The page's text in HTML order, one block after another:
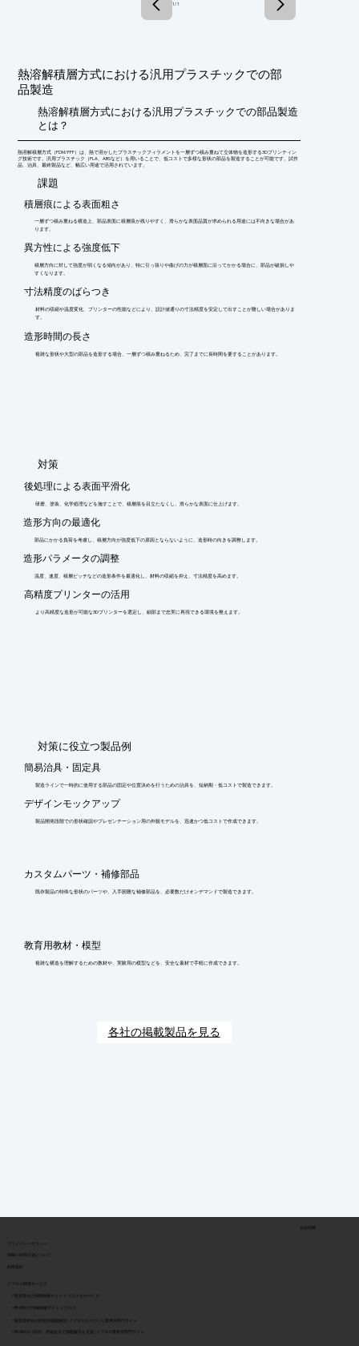
1 / 1
熱溶解積層方式における汎用プラスチックでの部
品製造
熱溶解積層方式における汎用プラスチックでの部品製造
とは？
熱溶解積層方式（FDM/FFF）は、熱で溶かしたプラスチックフィラメントを一層ずつ積み重ねて立体物を造形する3Dプリンティン
グ技術です。汎用プラスチック（PLA、ABSなど）を用いることで、低コストで多様な形状の部品を製造することが可能です。試作
品、治具、最終製品など、幅広い用途で活用されています。
​課題
積層痕による表面粗さ
一層ずつ積み重ねる構造上、部品表面に積層痕が残りやすく、滑らかな表面品質が求められる用途には不向きな場合があ
ります。
異方性による強度低下
積層方向に対して強度が弱くなる傾向があり、特に引っ張りや曲げの力が積層面に沿ってかかる場合に、部品が破損しや
すくなります。
寸法精度のばらつき
材料の収縮や温度変化、プリンターの性能などにより、設計値通りの寸法精度を安定して出すことが難しい場合がありま
す。
造形時間の長さ
複雑な形状や大型の部品を造形する場合、一層ずつ積み重ねるため、完了までに長時間を要することがあります。
​対策
後処理による表面平滑化
研磨、塗装、化学処理などを施すことで、積層痕を目立たなくし、滑らかな表面に仕上げます。
造形方向の最適化
部品にかかる負荷を考慮し、積層方向が強度低下の原因とならないように、造形時の向きを調整します。
造形パラメータの調整
温度、速度、積層ピッチなどの造形条件を最適化し、材料の収縮を抑え、寸法精度を高めます。
高精度プリンターの活用
より高精度な造形が可能な3Dプリンターを選定し、細部まで忠実に再現できる環境を整えます。
​対策に役立つ製品例
簡易治具・固定具
製造ラインで一時的に使用する部品の固定や位置決めを行うための治具を、短納期・低コストで製造できます。
デザインモックアップ
製品開発段階での形状確認やプレゼンテーション用の外観モデルを、迅速かつ低コストで作成できます。
カスタムパーツ・補修部品
既存製品の特殊な形状のパーツや、入手困難な補修部品を、必要数だけオンデマンドで製造できます。
教育用教材・模型
複雑な構造を理解するための教材や、実験用の模型などを、安全な素材で手軽に作成できます。
各社の掲載製品を見る
​プライバシーポリシー
​情報の外部伝達について
利用規約
会社情報
> 製造業特化の用途別課題解決 | イプロスものづくり業界別専門サイト
> BtoB向け情報検索サイト イプロス
> BtoB向け | 目的・用途起点で課題解決を支援 | イプロス業界別専門サイト
> 製造業向け情報検索サイト イプロスものづくり
イプロス関連サービス